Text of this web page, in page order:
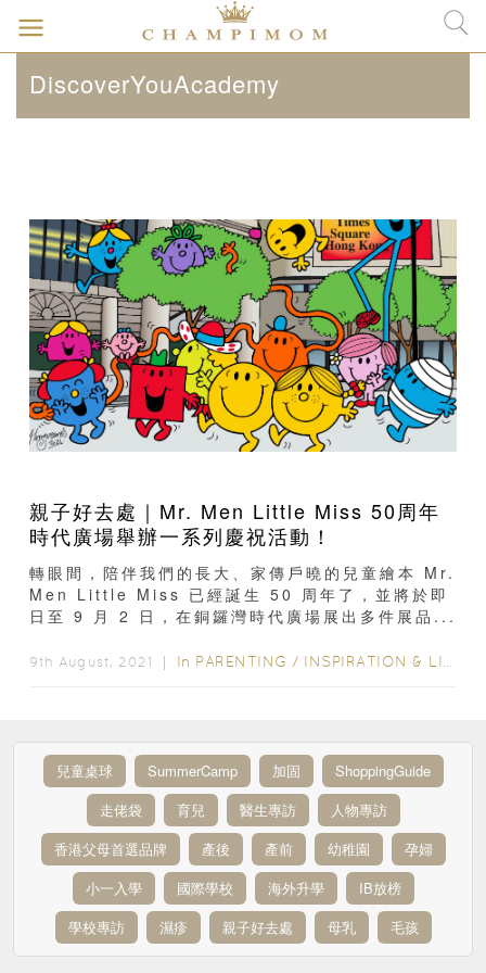
DiscoverYouAcademy
親子好去處｜Mr. Men Little Miss 50周年
時代廣場舉辦一系列慶祝活動！
轉眼間，陪伴我們的長大、家傳戶曉的兒童繪本 Mr.
Men Little Miss 已經誕生 50 周年了，並將於即
日至 9 月 2 日，在銅鑼灣時代廣場展出多件展品...
9th August, 2021 ｜ In PARENTING / INSPIRATION & LIFESTYLE
兒童桌球 SummerCamp 加固
ShoppingGuide
走佬袋
育兒 醫生專訪
人物專訪
香港父母首選品牌
產後 產前 幼稚園
孕婦
小一入學
國際學校 海外升學
IB放榜
學校專訪
濕疹 親子好去處 母乳 毛孩